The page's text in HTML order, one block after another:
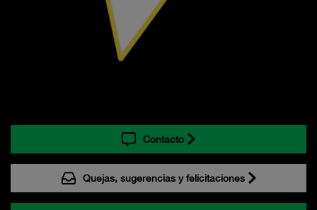
Contacto
Quejas, sugerencias y felicitaciones